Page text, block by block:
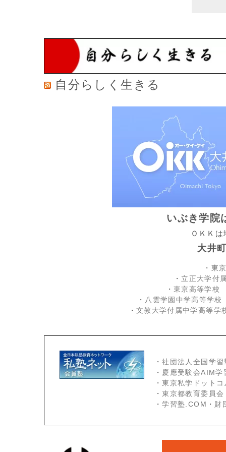
自分らしく生きる
いぶき学院
ＯＫＫ
大井
・ 東
・ 立正大学付
・東京高等学校
・ 八雲学園中学高等学校
・ 文教大学付属中学高等学
・社団法人全国学習
・ 慶應受験会AIM学
・東京私学ドット
・東京都教育委員会
・学習塾.COM ・ 財